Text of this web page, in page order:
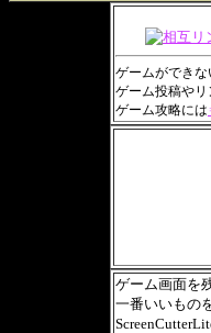
ゲームができな
ゲーム投稿や
ゲーム攻略には
ゲーム画面を
一番いいもの